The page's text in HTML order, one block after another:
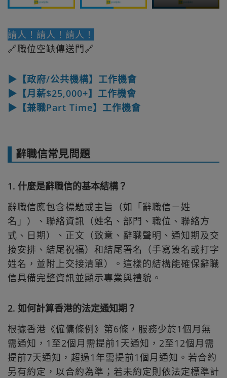
請人！請人！請人！
🔗職位空缺傳送門🔗
▶【政府/公共機構】工作機會
▶【月薪$25,000+】工作機會
▶【兼職Part Time】工作機會
辭職信常見問題
1. 什麼是辭職信的基本結構？
辭職信應包含標題或主旨（如「辭職信－姓
名」）、聯絡資訊（姓名、部門、職位、聯絡方
式、日期）、正文（致意、辭職聲明、通知期及交
接安排、結尾祝福）和結尾署名（手寫簽名或打字
姓名，並附上交接清單）。這樣的結構能確保辭職
信具備完整資訊並顯示專業與禮貌。
2. 如何計算香港的法定通知期？
根據香港《僱傭條例》第6條，服務少於1個月無
需通知，1至2個月需提前1天通知，2至12個月需
提前7天通知，超過1年需提前1個月通知。若合約
另有約定，以合約為準；若未約定則依法定標準計